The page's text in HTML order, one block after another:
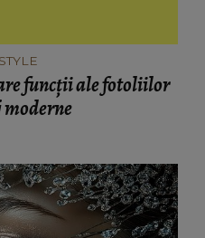
funcţii ale fotoliilor